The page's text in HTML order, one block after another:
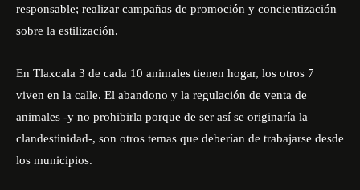
responsable; realizar campañas de promoción y concientización
sobre la estilización.
En Tlaxcala 3 de cada 10 animales tienen hogar, los otros 7
viven en la calle. El abandono y la regulación de venta de
animales -y no prohibirla porque de ser así se originaría la
clandestinidad-, son otros temas que deberían de trabajarse desde
los municipios.